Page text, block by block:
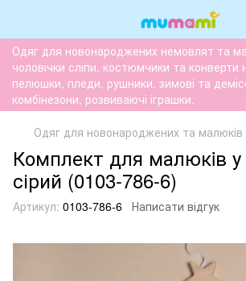
Одяг для новонароджених немовлят та
чоловічки сліпи, костюмчики та конверти
пелюшки, пледи, рушники, зимові та
комбінезони, розвиваючі іграшки.
Одяг для новонароджених та малюків
Комплект для малюкiв у
сірий (0103-786-6)
Артикул: 0103-786-6 Написати відгук